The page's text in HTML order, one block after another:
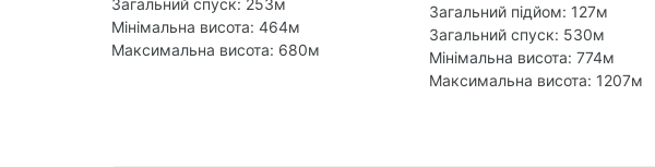
Загальний спуск: 253м
Мінімальна висота: 464м
Максимальна висота: 680м
Загальний підйом: 127м
Загальний спуск: 530м
Мінімальна висота: 774м
Максимальна висота: 1207м